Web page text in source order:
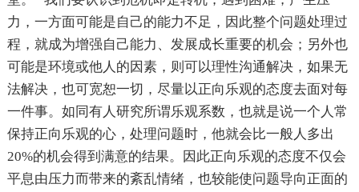
力，一方面可能是自己的能力不足，因此整个问题处理过
程，就成为增强自己能力、发展成长重要的机会；另外也
可能是环境或他人的因素，则可以理性沟通解决，如果无
法解决，也可宽恕一切，尽量以正向乐观的态度去面对每
一件事。如同有人研究所谓乐观系数，也就是说一个人常
保持正向乐观的心，处理问题时，他就会比一般人多出
20%的机会得到满意的结果。因此正向乐观的态度不仅会
平息由压力而带来的紊乱情绪，也较能使问题导向正面的